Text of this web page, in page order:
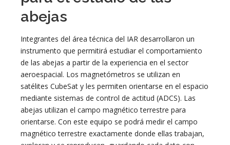
abejas
Integrantes del área técnica del IAR desarrollaron un
instrumento que permitirá estudiar el comportamiento
de las abejas a partir de la experiencia en el sector
aeroespacial. Los magnetómetros se utilizan en
satélites CubeSat y les permiten orientarse en el espacio
mediante sistemas de control de actitud (ADCS). Las
abejas utilizan el campo magnético terrestre para
orientarse. Con este equipo se podrá medir el campo
magnético terrestre exactamente donde ellas trabajan,